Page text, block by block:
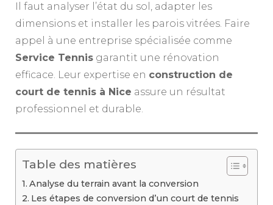
Il faut analyser l’état du sol, adapter les
dimensions et installer les parois vitrées. Faire
appel à une entreprise spécialisée comme
Service Tennis garantit une rénovation
efficace. Leur expertise en construction de
court de tennis à Nice assure un résultat
professionnel et durable.
Table des matières
Analyse du terrain avant la conversion
Les étapes de conversion d’un court de tennis